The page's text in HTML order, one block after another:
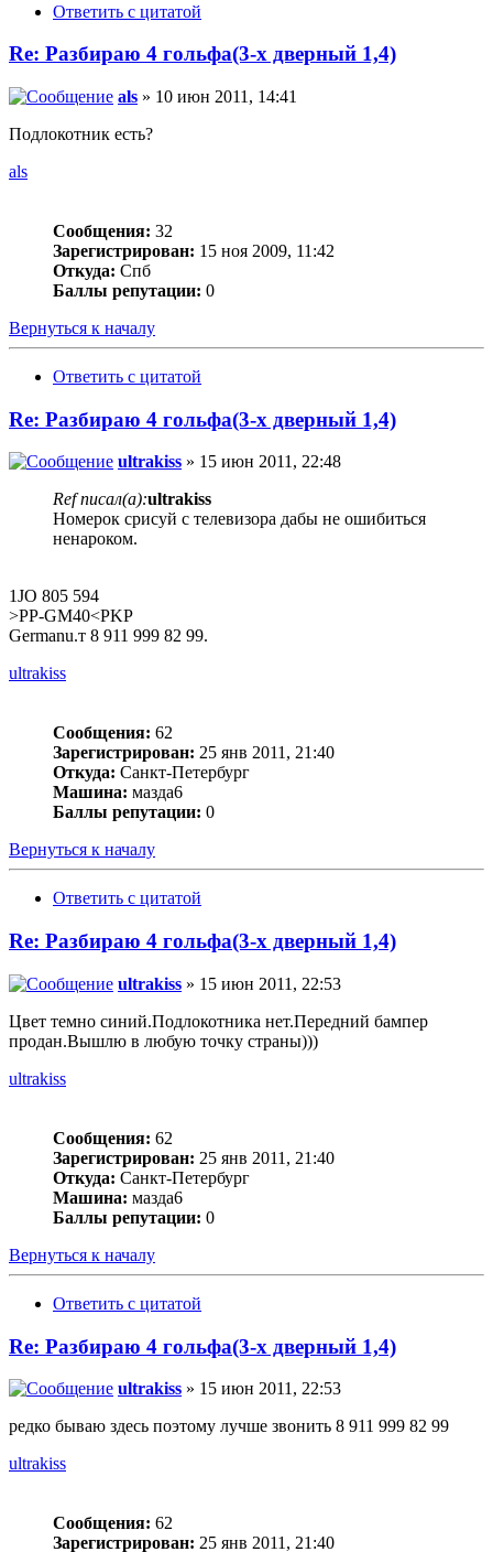
Ответить с цитатой
Re: Разбираю 4 гольфа(3-х дверный 1,4)
als » 10 июн 2011, 14:41
Подлокотник есть?
als
Сообщения: 32
Зарегистрирован: 15 ноя 2009, 11:42
Откуда: Спб
Баллы репутации: 0
Вернуться к началу
Ответить с цитатой
Re: Разбираю 4 гольфа(3-х дверный 1,4)
ultrakiss » 15 июн 2011, 22:48
Ref писал(а):ultrakiss
Номерок срисуй с телевизора дабы не ошибиться
ненароком.
1JO 805 594
>PP-GM40<PKP
Germanu.т 8 911 999 82 99.
ultrakiss
Сообщения: 62
Зарегистрирован: 25 янв 2011, 21:40
Откуда: Санкт-Петербург
Машина: мазда6
Баллы репутации: 0
Вернуться к началу
Ответить с цитатой
Re: Разбираю 4 гольфа(3-х дверный 1,4)
ultrakiss » 15 июн 2011, 22:53
Цвет темно синий.Подлокотника нет.Передний бампер
продан.Вышлю в любую точку страны)))
ultrakiss
Сообщения: 62
Зарегистрирован: 25 янв 2011, 21:40
Откуда: Санкт-Петербург
Машина: мазда6
Баллы репутации: 0
Вернуться к началу
Ответить с цитатой
Re: Разбираю 4 гольфа(3-х дверный 1,4)
ultrakiss » 15 июн 2011, 22:53
редко бываю здесь поэтому лучше звонить 8 911 999 82 99
ultrakiss
Сообщения: 62
Зарегистрирован: 25 янв 2011, 21:40